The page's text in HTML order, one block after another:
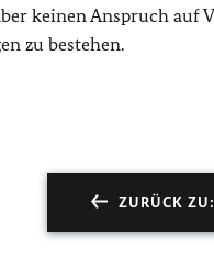
keinen Anspruch auf
zu bestehen.
ZURÜCK